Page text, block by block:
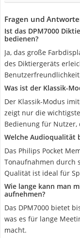
Fragen und
Ist das DPM7000
bedienen?
Ja, das große
des Diktiergeräts
Was ist der Klassik-
Der Klassik-Modus
zeigt nur die
Bedienung für Nutzer,
Welche Audioqualität
Das Philips Pocket
Tonaufnahmen durch
Qualität ist ideal für
Wie lange kann man
aufnehmen?
Das DPM7000 bietet
was es für lange
macht.